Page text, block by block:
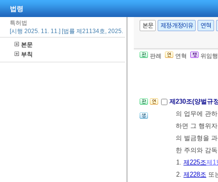
법령
특허법
[시행 2025. 11. 11.] [법률 제21134호, 2025. 11. 11., 타법개정]
본문
부칙
본문 제정·개정이유 연혁
판례 연혁 위임
[본조신설
제229조의3(외
지 또는 비밀
제230조(양벌규
의 업무에 관
하면 그 행위
의 벌금형을
한 주의와 감
1. 제225조제1
2. 제228조 또